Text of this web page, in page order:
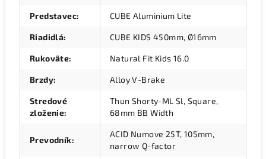
Predstavec: CUBE Aluminium Lite
Riadidlá: CUBE KIDS 450mm, Ø16mm
Rukoväte: Natural Fit Kids 16.0
Brzdy: Alloy V-Brake
Stredové
zloženie:
Thun Shorty-ML Sl, Square,
68mm BB Width
Prevodník:
ACID Numove 25T, 105mm,
narrow Q-factor